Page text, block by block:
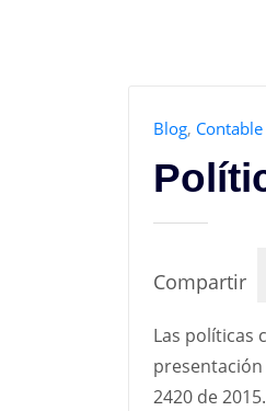
Blog, Contable
Compartir
Las políticas
2420 de 2015.